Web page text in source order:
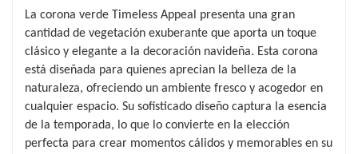
La corona verde Timeless Appeal presenta una gran
cantidad de vegetación exuberante que aporta un toque
clásico y elegante a la decoración navideña. Esta corona
está diseñada para quienes aprecian la belleza de la
naturaleza, ofreciendo un ambiente fresco y acogedor en
cualquier espacio. Su sofisticado diseño captura la esencia
de la temporada, lo que lo convierte en la elección
perfecta para crear momentos cálidos y memorables en su